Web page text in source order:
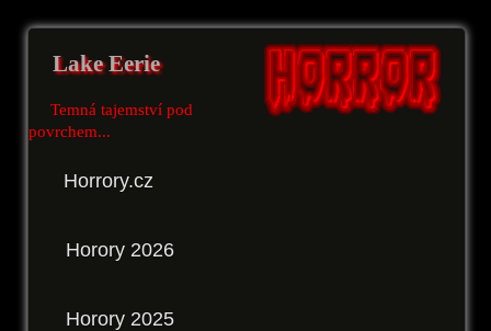
Lake Eerie
Temná tajemství pod
povrchem...
Horrory.cz
Horory 2026
Horory 2025